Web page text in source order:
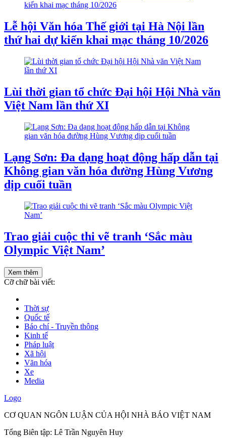
Lễ hội Văn hóa Thế giới tại Hà Nội lần
thứ hai dự kiến khai mạc tháng 10/2026
Lùi thời gian tổ chức Đại hội Hội Nhà văn
Việt Nam lần thứ XI
Lạng Sơn: Đa dạng hoạt động hấp dẫn tại
Không gian văn hóa đường Hùng Vương
dịp cuối tuần
Trao giải cuộc thi vẽ tranh ‘Sắc màu
Olympic Việt Nam’
Xem thêm
Cỡ chữ bài viết:
Thời sự
Quốc tế
Báo chí - Truyền thông
Kinh tế
Pháp luật
Xã hội
Văn hóa
Xe
Media
Logo
CƠ QUAN NGÔN LUẬN CỦA HỘI NHÀ BÁO VIỆT NAM
Tổng Biên tập: Lê Trần Nguyên Huy